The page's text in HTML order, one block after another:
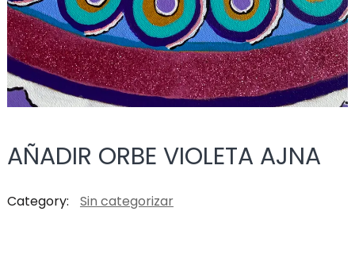
AÑADIR ORBE VIOLETA AJNA
Category: Sin categorizar